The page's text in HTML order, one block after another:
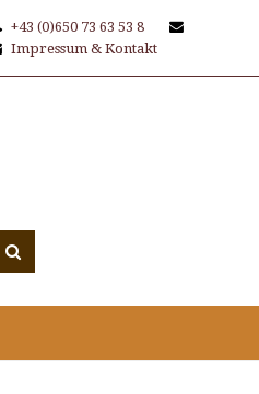
+43 (0)650 73 63 53 8
Impressum & Kontakt
suche